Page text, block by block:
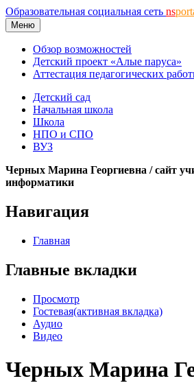
Образовательная социальная сеть ns
Меню
Обзор возможностей
Детский проект «Алые паруса»
Аттестация педагогических
Детский сад
Начальная школа
Школа
НПО и СПО
ВУЗ
Черных Марина Георгиевна / сайт
информатики
Навигация
Главная
Главные вкладки
Просмотр
Гостевая(активная вкладка)
Аудио
Видео
Черных Марина